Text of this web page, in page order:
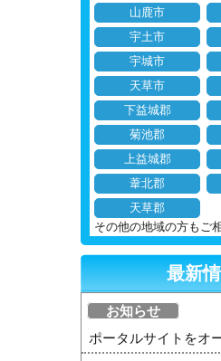
山鹿市
宇土市
宇城市
天草市
下益城郡
菊池郡
上益城郡
葦北郡
天草郡
その他の地域の方もご
最新
お知らせ
ポータルサイトをオ